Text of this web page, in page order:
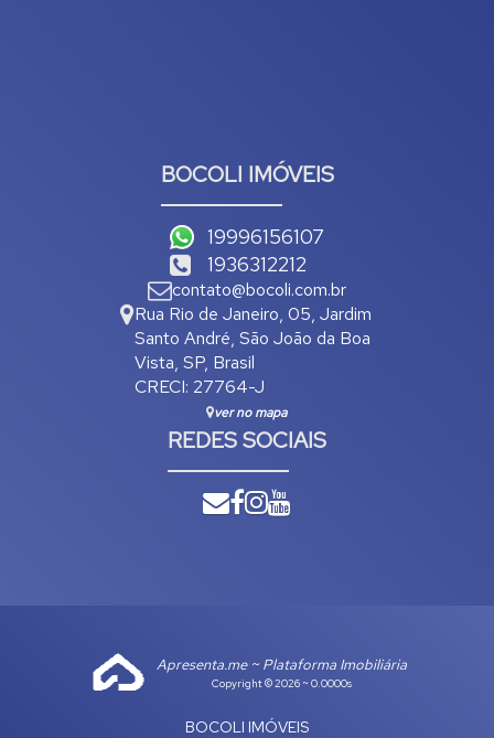
BOCOLI IMÓVEIS
19996156107
1936312212
contato@bocoli.com.br
Rua Rio de Janeiro, 05, Jardim
Santo André, São João da Boa
Vista, SP, Brasil
CRECI: 27764-J
ver no mapa
REDES SOCIAIS
Apresenta.me ~ Plataforma Imobiliária
Copyright © 2026 ~ 0.0000s
BOCOLI IMÓVEIS